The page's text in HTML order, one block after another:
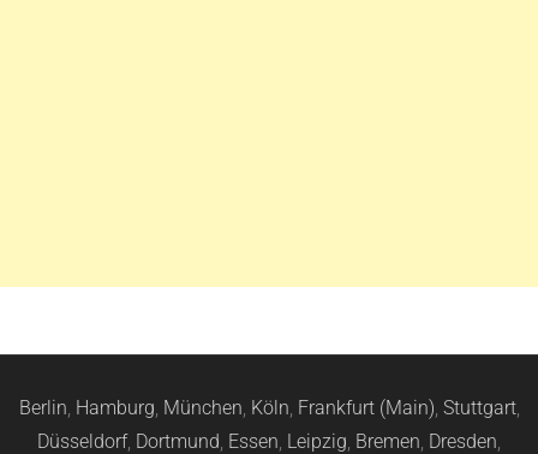
Berlin, Hamburg, München, Köln, Frankfurt (Main), Stuttgart,
Düsseldorf, Dortmund, Essen, Leipzig, Bremen, Dresden,